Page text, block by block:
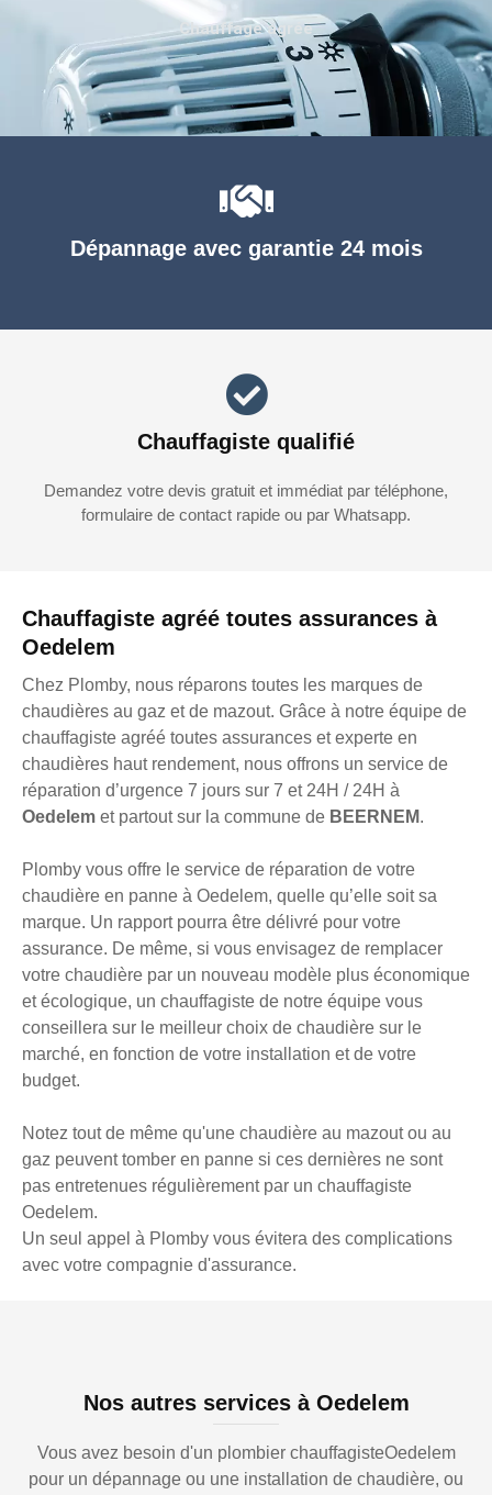
Chauffagiste agréé toutes assurances à
Oedelem
Chez Plomby, nous réparons toutes les marques de
chaudières au gaz et de mazout. Grâce à notre équipe de
chauffagiste agréé toutes assurances et experte en
chaudières haut rendement, nous offrons un service de
réparation d’urgence 7 jours sur 7 et 24H / 24H à
Oedelem et partout sur la commune de BEERNEM.
Plomby vous offre le service de réparation de votre
chaudière en panne à Oedelem, quelle qu’elle soit sa
marque. Un rapport pourra être délivré pour votre
assurance. De même, si vous envisagez de remplacer
votre chaudière par un nouveau modèle plus économique
et écologique, un chauffagiste de notre équipe vous
conseillera sur le meilleur choix de chaudière sur le
marché, en fonction de votre installation et de votre
budget.
Notez tout de même qu'une chaudière au mazout ou au
gaz peuvent tomber en panne si ces dernières ne sont
pas entretenues régulièrement par un chauffagiste
Oedelem.
Un seul appel à Plomby vous évitera des complications
avec votre compagnie d'assurance.
Dépannage avec garantie 24 mois
Chauffagiste qualifié
Demandez votre devis gratuit et immédiat par téléphone,
formulaire de contact rapide ou par Whatsapp.
Chauffage agréé
Nos autres services à Oedelem
Vous avez besoin d'un plombier chauffagisteOedelem
pour un dépannage ou une installation de chaudière, ou